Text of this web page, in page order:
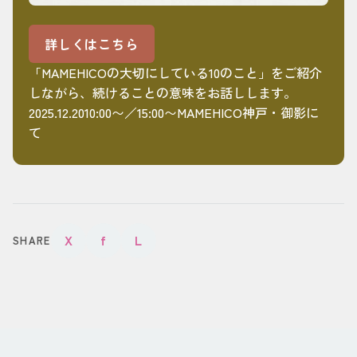
詳しくはこちら
「MAMEHICOの大切にしている10のこと」をご紹介
しながら、続けることの意味をお話しします。
2025.12.2010:00〜／15:00〜MAMEHICO神戸・御影に
て
SHARE X f L